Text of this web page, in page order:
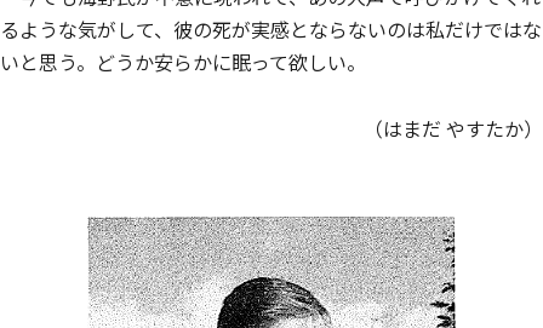
るような気がして、彼の死が実感とならないのは私だけではな
いと思う。どうか安らかに眠って欲しい。
（はまだ やすたか）